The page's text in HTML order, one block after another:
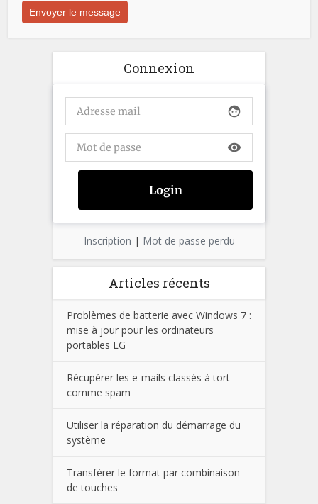
Connexion
face
visibility
Inscription | Mot de passe perdu
Articles récents
Problèmes de batterie avec Windows 7 :
mise à jour pour les ordinateurs
portables LG
Récupérer les e-mails classés à tort
comme spam
Utiliser la réparation du démarrage du
système
Transférer le format par combinaison
de touches